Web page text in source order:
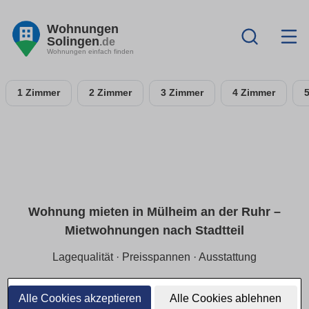
Alle Cookies akzeptieren Alle Cookies ablehnen
Wohnungen
Solingen.de
Wohnungen einfach finden
1 Zimmer 2 Zimmer 3 Zimmer 4 Zimmer
Wohnung mieten in Mülheim an der Ruhr –
Miet­wohnungen nach Stadtteil
Lagequalität · Preisspannen · Ausstattung
Finde Mietwohnungen in Mülheim an der Ruhr gezielt nach
Stadtteil und ruhiger Lage. Wir zeigen aktuelle Preisspannen